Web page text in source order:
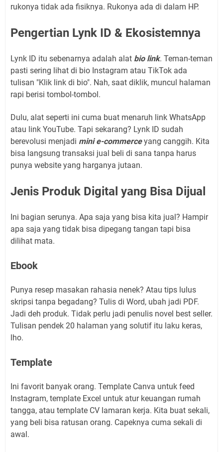
rukonya tidak ada fisiknya. Rukonya ada di dalam HP.
Pengertian Lynk ID & Ekosistemnya
Lynk ID itu sebenarnya adalah alat bio link. Teman-teman
pasti sering lihat di bio Instagram atau TikTok ada
tulisan "Klik link di bio". Nah, saat diklik, muncul halaman
rapi berisi tombol-tombol.
Dulu, alat seperti ini cuma buat menaruh link WhatsApp
atau link YouTube. Tapi sekarang? Lynk ID sudah
berevolusi menjadi mini e-commerceyang canggih. Kita
bisa langsung transaksi jual beli di sana tanpa harus
punya website yang harganya jutaan.
Jenis Produk Digital yang Bisa Dijual
Ini bagian serunya. Apa saja yang bisa kita jual? Hampir
apa saja yang tidak bisa dipegang tangan tapi bisa
dilihat mata.
Ebook
Punya resep masakan rahasia nenek? Atau tips lulus
skripsi tanpa begadang? Tulis di Word, ubah jadi PDF.
Jadi deh produk. Tidak perlu jadi penulis novel best seller.
Tulisan pendek 20 halaman yang solutif itu laku keras,
lho.
Template
Ini favorit banyak orang. Template Canva untuk feed
Instagram, template Excel untuk atur keuangan rumah
tangga, atau template CV lamaran kerja. Kita buat sekali,
yang beli bisa ratusan orang. Capeknya cuma sekali di
awal.